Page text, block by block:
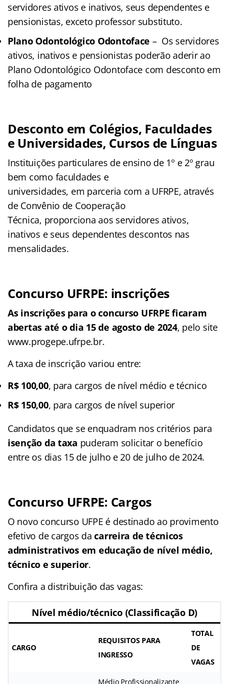
servidores ativos e inativos, seus dependentes e
pensionistas, exceto professor substituto.
Plano Odontológico Odontoface – Os servidores
ativos, inativos e pensionistas poderão aderir ao
Plano Odontológico Odontoface com desconto em
folha de pagamento
Desconto em Colégios, Faculdades
e Universidades, Cursos de Línguas
Instituições particulares de ensino de 1º e 2º grau
bem como faculdades e
universidades, em parceria com a UFRPE, através
de Convênio de Cooperação
Técnica, proporciona aos servidores ativos,
inativos e seus dependentes descontos nas
mensalidades.
Concurso UFRPE: inscrições
As inscrições para o concurso UFRPE ficaram
abertas até o dia 15 de agosto de 2024, pelo site
www.progepe.ufrpe.br.
A taxa de inscrição variou entre:
R$ 100,00, para cargos de nível médio e técnico
R$ 150,00, para cargos de nível superior
Candidatos que se enquadram nos critérios para
isenção da taxa puderam solicitar o benefício
entre os dias 15 de julho e 20 de julho de 2024.
Concurso UFRPE: Cargos
O novo concurso UFPE é destinado ao provimento
efetivo de cargos dacarreira de técnicos
administrativos em educação de nível médio,
técnico e superior.
Confira a distribuição das vagas:
Nível médio/técnico (Classificação D)
CARGO
REQUISITOS PARA
INGRESSO
TOTAL
DE
VAGAS
Médio Profissionalizante